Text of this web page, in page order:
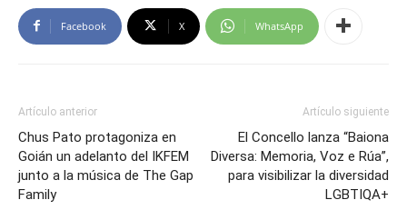
Facebook X WhatsApp
Artículo anterior
Chus Pato protagoniza en
Goián un adelanto del IKFEM
junto a la música de The Gap
Family
Artículo siguiente
El Concello lanza “Baiona
Diversa: Memoria, Voz e Rúa”,
para visibilizar la diversidad
LGBTIQA+